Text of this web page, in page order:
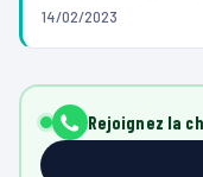
14/02/2023
Rejoignez la